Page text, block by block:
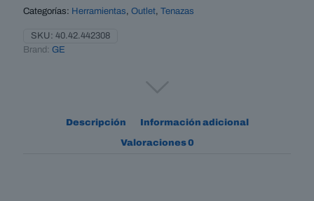
Categorías: Herramientas, Outlet, Tenazas
SKU: 40.42.442308
Brand: GE
Descripción Información adicional
Valoraciones0